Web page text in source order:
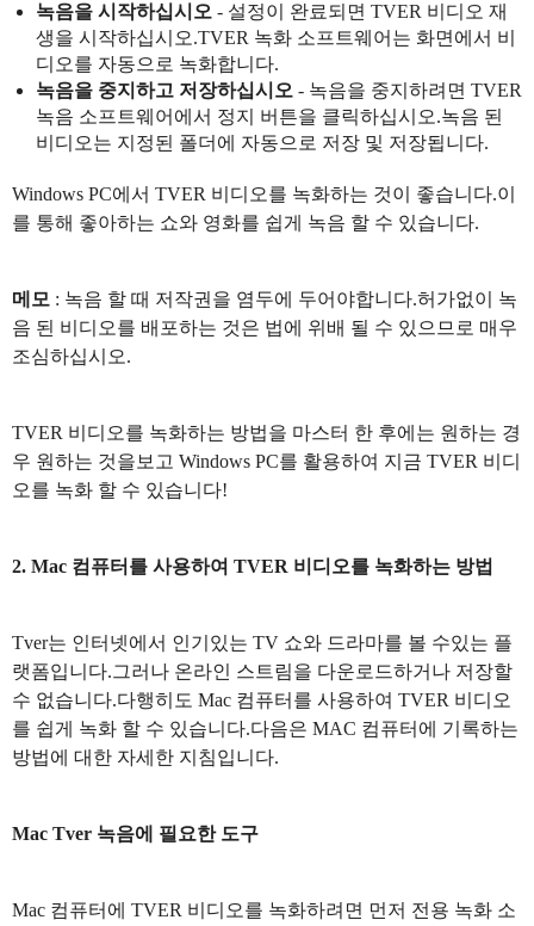
녹음을 시작하십시오 - 설정이 완료되면 TVER 비디오 재
생을 시작하십시오.TVER 녹화 소프트웨어는 화면에서 비
디오를 자동으로 녹화합니다.
녹음을 중지하고 저장하십시오 - 녹음을 중지하려면 TVER
녹음 소프트웨어에서 정지 버튼을 클릭하십시오.녹음 된
비디오는 지정된 폴더에 자동으로 저장 및 저장됩니다.
Windows PC에서 TVER 비디오를 녹화하는 것이 좋습니다.이
를 통해 좋아하는 쇼와 영화를 쉽게 녹음 할 수 있습니다.
메모 : 녹음 할 때 저작권을 염두에 두어야합니다.허가없이 녹
음 된 비디오를 배포하는 것은 법에 위배 될 수 있으므로 매우
조심하십시오.
TVER 비디오를 녹화하는 방법을 마스터 한 후에는 원하는 경
우 원하는 것을보고 Windows PC를 활용하여 지금 TVER 비디
오를 녹화 할 수 있습니다!
2. Mac 컴퓨터를 사용하여 TVER 비디오를 녹화하는 방법
Tver는 인터넷에서 인기있는 TV 쇼와 드라마를 볼 수있는 플
랫폼입니다.그러나 온라인 스트림을 다운로드하거나 저장할
수 없습니다.다행히도 Mac 컴퓨터를 사용하여 TVER 비디오
를 쉽게 녹화 할 수 있습니다.다음은 MAC 컴퓨터에 기록하는
방법에 대한 자세한 지침입니다.
Mac Tver 녹음에 필요한 도구
Mac 컴퓨터에 TVER 비디오를 녹화하려면 먼저 전용 녹화 소